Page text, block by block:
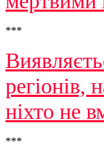
***
регіонів,
ніхто не
***